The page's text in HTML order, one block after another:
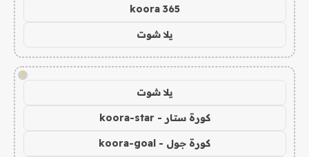
koora 365
يلا شوت
!
يلا شوت
كورة ستار - koora-star
كورة جول - koora-goal